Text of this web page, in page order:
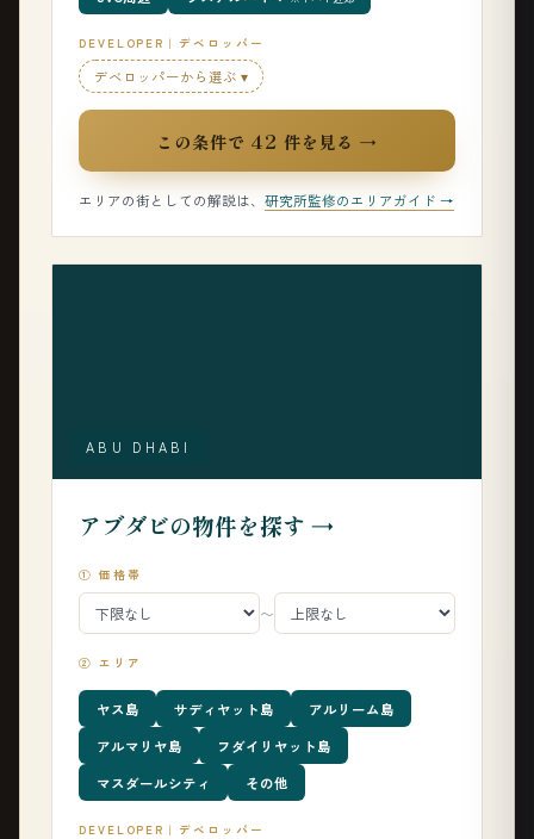
DEVELOPER｜デベロッパー
デベロッパーから選ぶ ▾
この条件で 42 件を見る →
エリアの街としての解説は、 研究所監修のエリアガイド →
ABU DHABI
アブダビの物件を探す →
① 価格帯
〜
② エリア
ヤス島 サディヤット島
アルリーム島
アルマリヤ島
フダイリヤット島
マスダールシティ
その他
DEVELOPER｜デベロッパー